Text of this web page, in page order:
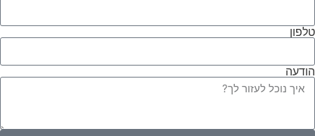
טלפון
הודעה